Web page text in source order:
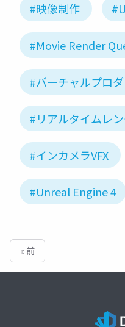
#映像制作
#Movie Render
#バーチャルプロ
#リアルタイムレ
#インカメラVFX
#Unreal Engine 4
« 前